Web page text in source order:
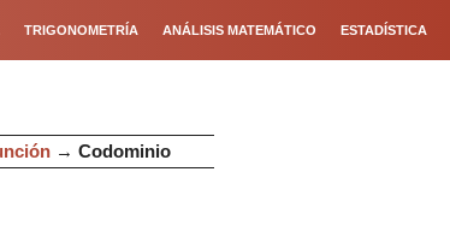
TRIGONOMETRÍA ANÁLISIS MATEMÁTICO ESTADÍSTICA
→ Codominio